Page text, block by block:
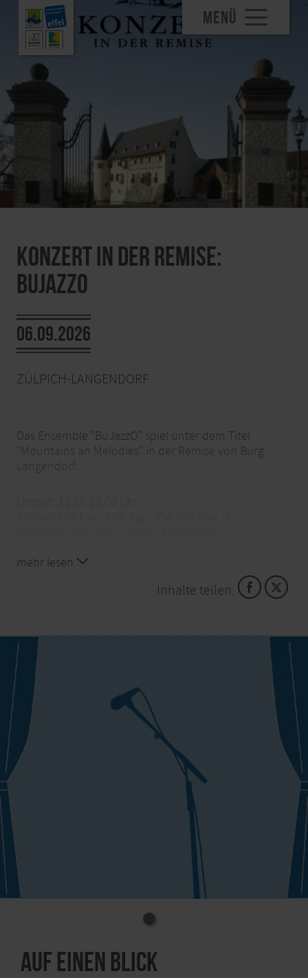
MENÜ
Konzert in der Remise:
BuJazzO
06.09.2026
ZÜLPICH-LANGENDORF
Das Ensemble "BuJazzO" spiel unter dem Titel
"Mountains an Melodies" in der Remise von Burg
Langendorf.
Ort: Burg Langendorf, 53909 Zülpich-Langendorf
E-Mail: info@vetter-stiftung.de
mehr lesen
Inhalte teilen:
Auf einen Blick